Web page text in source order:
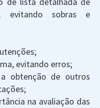
evitando sobras e
evitando erros;
obtenção de outros
na avaliação das